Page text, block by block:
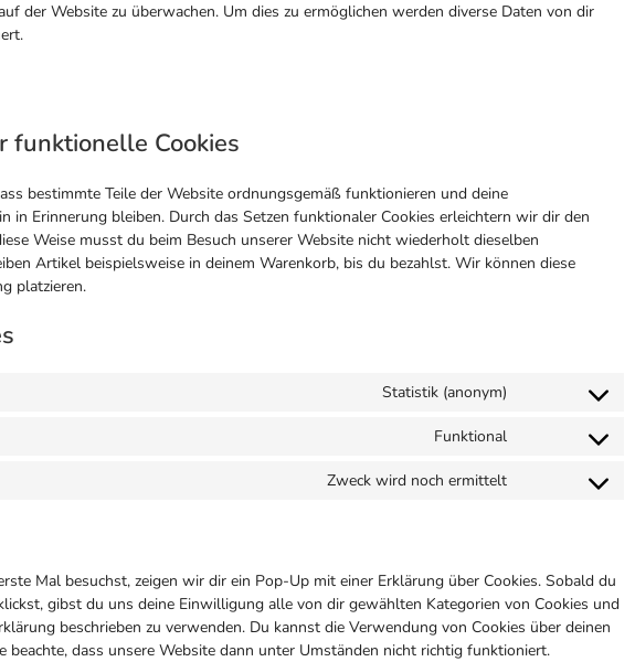
der Website zu überwachen. Um dies zu ermöglichen werden diverse Daten von dir
funktionelle Cookies
bestimmte Teile der Website ordnungsgemäß funktionieren und deine
in Erinnerung bleiben. Durch das Setzen funktionaler Cookies erleichtern wir dir den
Weise musst du beim Besuch unserer Website nicht wiederholt dieselben
Artikel beispielsweise in deinem Warenkorb, bis du bezahlst. Wir können diese
platzieren.
Statistik (anonym)
Funktional
Zweck wird noch ermittelt
Mal besuchst, zeigen wir dir ein Pop-Up mit einer Erklärung über Cookies. Sobald du
gibst du uns deine Einwilligung alle von dir gewählten Kategorien von Cookies und
beschrieben zu verwenden. Du kannst die Verwendung von Cookies über deinen
beachte, dass unsere Website dann unter Umständen nicht richtig funktioniert.